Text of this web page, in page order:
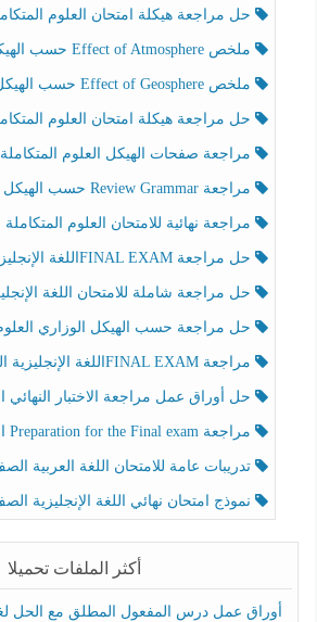
حل مراجعة هيكلة امتحان العلوم المتكاملة الصف الخامس
ملخص Effect of Atmosphere حسب الهيكل الوزاري العلوم المتكاملة الصف الخامس انسبير الفصل الثالث
ملخص Effect of Geosphere حسب الهيكل الوزاري العلوم المتكاملة الصف الخامس انسبير الفصل الثالث
حل مراجعة هيكلة امتحان العلوم المتكاملة الصف
مراجعة صفحات الهيكل العلوم المتكاملة الصف الخامس
مراجعة Review Grammar حسب الهيكل اللغة الإنجليزية الصف الخامس الفصل الثالث
مراجعة نهائية للامتحان العلوم المتكاملة الصف
حل مراجعة FINAL EXAMاللغة الإنجليزية الصف الخامس الفصل الثالث
حل مراجعة شاملة للامتحان اللغة الإنجليزية الصف
حل مراجعة حسب الهيكل الوزاري العلوم المتكاملة الصف
مراجعة FINAL EXAMاللغة الإنجليزية الصف الخامس الفصل الثالث
حل أوراق عمل مراجعة الاختبار النهائي اللغة الإنجليزية
مراجعة Preparation for the Final exam اللغة الإنجليزية الصف الرابع الفصل الثالث
تدريبات عامة للامتحان اللغة العربية الصف
نموذج امتحان نهائي اللغة الإنجليزية الصف
أكثر الملفات تحميلا
أوراق عمل درس المفعول المطلق مع الحل